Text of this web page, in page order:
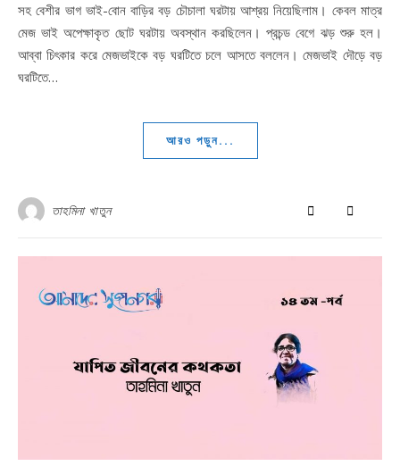
সহ বেশীর ভাগ ভাই-বোন বাড়ির বড় চৌচালা ঘরটায় আশ্রয় নিয়েছিলাম। কেবল মাত্র
মেজ ভাই অপেক্ষাকৃত ছোট ঘরটায় অবস্থান করছিলেন। প্রচন্ড বেগে ঝড় শুরু হল।
আব্বা চিৎকার করে মেজভাইকে বড় ঘরটিতে চলে আসতে বললেন। মেজভাই দৌড়ে বড়
ঘরটিতে…
আরও পড়ুন...
তাহমিনা খাতুন